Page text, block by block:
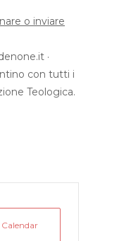
o inviare
it ·
con tutti i
Teologica.